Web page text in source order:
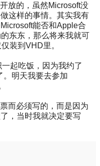
放的，虽然Microsoft没
这样的事情。其实我有
能否和Apple合
东东，那么将来我就可
装到VHD里。
起吃饭，因为我约了
。明天我要去参加
而必须写的，而是因为
，当时我就决定要写